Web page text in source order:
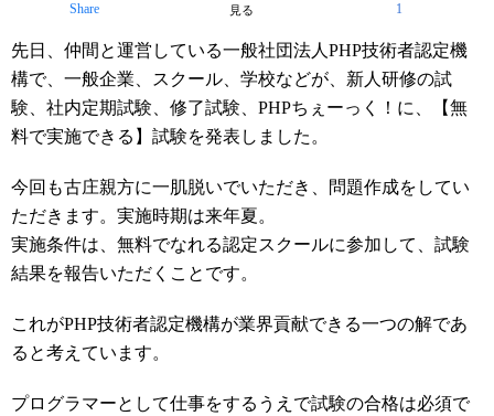
Share 見る 1
先日、仲間と運営している一般社団法人PHP技術者認定機
構で、一般企業、スクール、学校などが、新人研修の試
験、社内定期試験、修了試験、PHPちぇーっく！に、【無
料で実施できる】試験を発表しました。
今回も古庄親方に一肌脱いでいただき、問題作成をしてい
ただきます。実施時期は来年夏。
実施条件は、無料でなれる認定スクールに参加して、試験
結果を報告いただくことです。
これがPHP技術者認定機構が業界貢献できる一つの解であ
ると考えています。
プログラマーとして仕事をするうえで試験の合格は必須で